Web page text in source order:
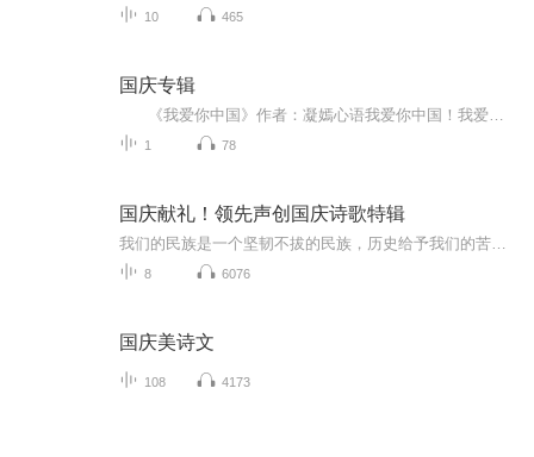
10 465
国庆专辑
1 78
国庆献礼！领先声创国庆诗歌特辑
8 6076
国庆美诗文
108 4173